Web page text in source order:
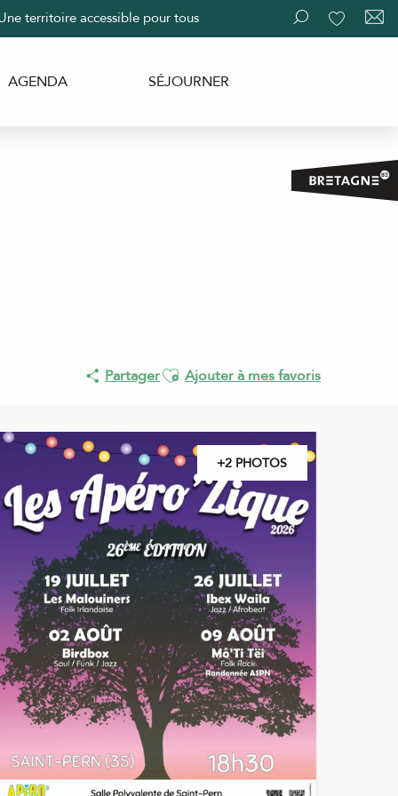
Recherche
territoire accessible pour tous
AGENDA SÉJOURNER
PartagerAjouter aux favoris
Ajouter à mes favoris
+2 PHOTOS